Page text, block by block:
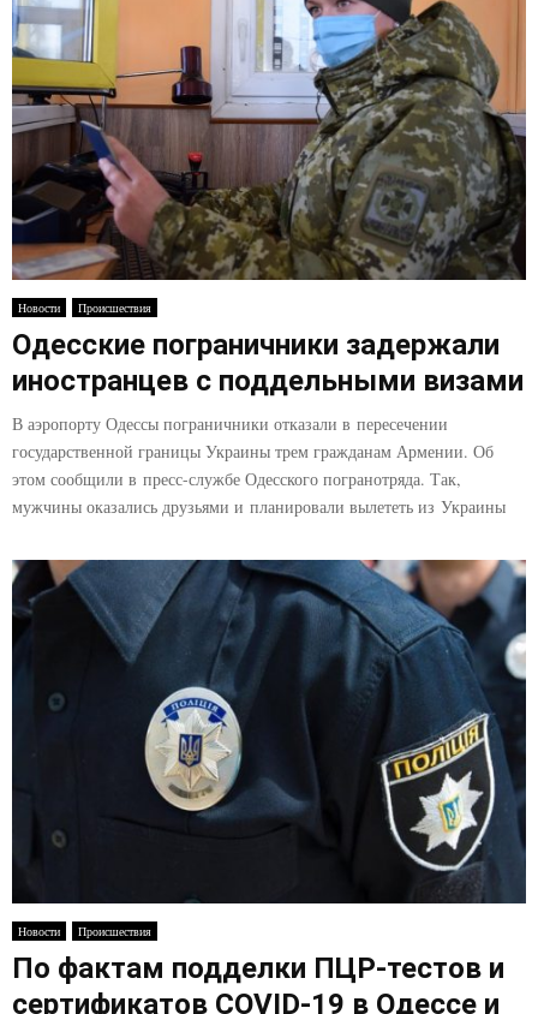
Новости Происшествия
Одесские пограничники задержали
иностранцев с поддельными визами
В аэропорту Одессы пограничники отказали в пересечении
государственной границы Украины трем гражданам Армении. Об
этом сообщили в пресс-службе Одесского погранотряда. Так,
мужчины оказались друзьями и планировали вылететь из Украины
Новости Происшествия
По фактам подделки ПЦР-тестов и
сертификатов COVID-19 в Одессе и